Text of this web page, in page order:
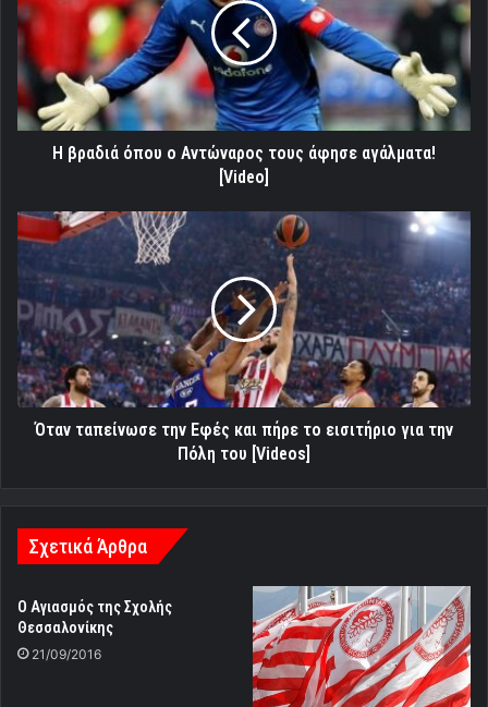
ο
Αντώναρος
τους
άφησε
αγάλματα!
[Video]
Η βραδιά όπου ο Αντώναρος τους άφησε αγάλματα!
[Video]
Όταν
ταπείνωσε
Εφές
και
πήρε
το
εισιτήριο
για
τηνΌταν ταπείνωσε την Εφές και πήρε το εισιτήριο για την
Πόλη του [Videos]
Σχετικά Άρθρα
Ο Αγιασμός της Σχολής
Θεσσαλονίκης
21/09/2016